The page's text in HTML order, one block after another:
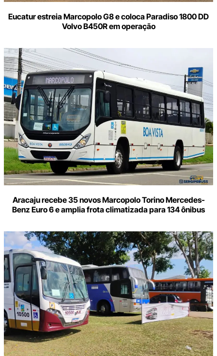
Eucatur estreia Marcopolo G8 e coloca Paradiso 1800 DD
Volvo B450R em operação
Aracaju recebe 35 novos Marcopolo Torino Mercedes-
Benz Euro 6 e amplia frota climatizada para 134 ônibus